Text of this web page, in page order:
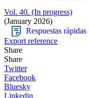
Vol. 40. (In progress)
(January 2026)
Respuestas rápidas
Export reference
Share
Share
Twitter
Facebook
Bluesky
Linkedin